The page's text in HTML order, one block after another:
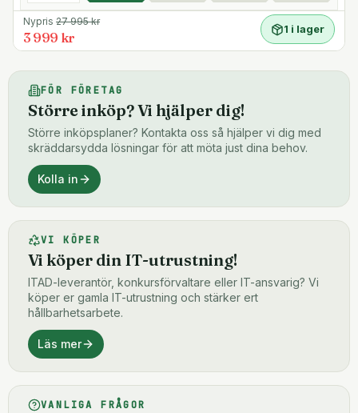
Nypris 27 995kr
3 999 kr
1 i lager
FÖR FÖRETAG
Större inköp? Vi hjälper dig!
Större inköpsplaner? Kontakta oss så hjälper vi dig med
skräddarsydda lösningar för att möta just dina behov.
Kolla in
VI KÖPER
Vi köper din IT-utrustning!
ITAD-leverantör, konkursförvaltare eller IT-ansvarig? Vi
köper er gamla IT-utrustning och stärker ert
hållbarhetsarbete.
Läs mer
VANLIGA FRÅGOR